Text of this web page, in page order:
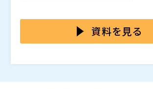
とで、消費者の呼び戻しやリピーター化
が、思うような成果が中々出ないと感じ
実はLINE公式アカウントと「anybot」
える集客課題の解決に効果を発揮します
変で、ともだち登録してもらうための「
要です。 その「きっかけ」づくりのため
様々な業種で取り入れられていることで
にいるお客様が進んで「LINEのともだち
資料を見る